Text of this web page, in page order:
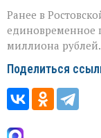
Ранее в
единовременное
миллиона рублей.
Поделиться